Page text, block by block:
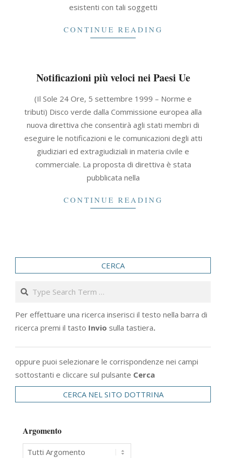
esistenti con tali soggetti
CONTINUE READING
Notificazioni più veloci nei Paesi Ue
30
(Il Sole 24 Ore, 5 settembre 1999 – Norme e
tributi) Disco verde dalla Commissione europea alla
nuova direttiva che consentirà agli stati membri di
eseguire le notificazioni e le comunicazioni degli atti
giudiziari ed extragiudiziali in materia civile e
commerciale. La proposta di direttiva è stata
pubblicata nella
CONTINUE READING
CERCA
Search
Per effettuare una ricerca inserisci il testo nella barra di
ricerca premi il tasto Invio sulla tastiera.
oppure puoi selezionare le corrispondenze nei campi
sottostanti e cliccare sul pulsante Cerca
CERCA NEL SITO DOTTRINA
Argomento